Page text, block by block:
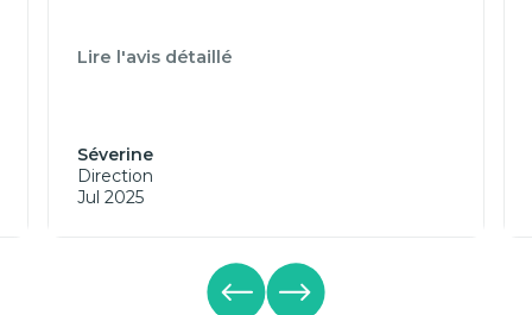
Lire l'avis détaillé
Séverine
Direction
Jul 2025